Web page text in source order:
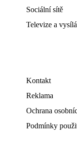
Sociální sítě
Televize a
Kontakt
Reklama
Ochrana
Podmínky